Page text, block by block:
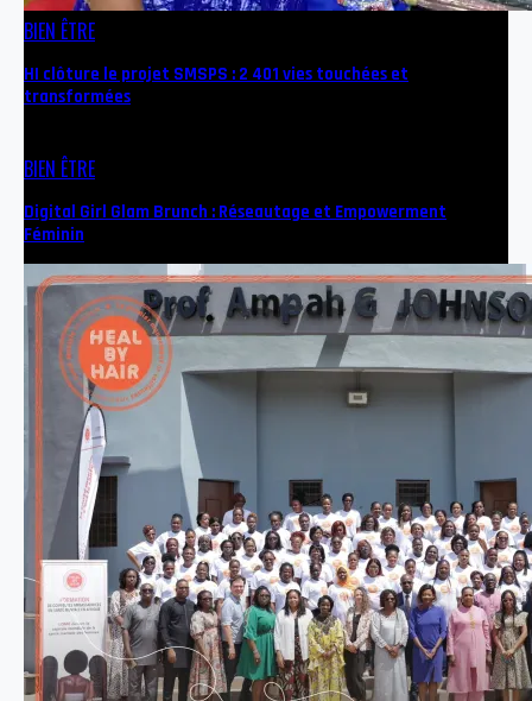
BIEN ÊTRE
HI clôture le projet SMSPS : 2 401 vies touchées et
transformées
BIEN ÊTRE
Digital Girl Glam Brunch : Réseautage et Empowerment
Féminin